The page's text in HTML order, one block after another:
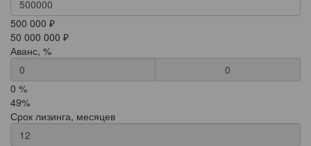
500 000 ₽
50 000 000 ₽
Аванс, %
0
0 %
49%
Срок лизинга, месяцев